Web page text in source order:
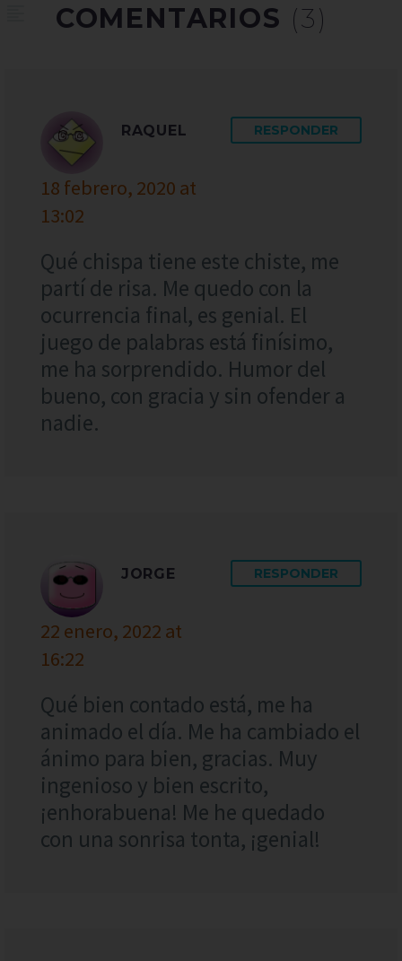
COMENTARIOS (3)
RAQUEL
18 febrero, 2020 at
13:02
RESPONDER
Qué chispa tiene este chiste, me
partí de risa. Me quedo con la
ocurrencia final, es genial. El
juego de palabras está finísimo,
me ha sorprendido. Humor del
bueno, con gracia y sin ofender a
nadie.
JORGE
22 enero, 2022 at
16:22
RESPONDER
Qué bien contado está, me ha
animado el día. Me ha cambiado el
ánimo para bien, gracias. Muy
ingenioso y bien escrito,
¡enhorabuena! Me he quedado
con una sonrisa tonta, ¡genial!